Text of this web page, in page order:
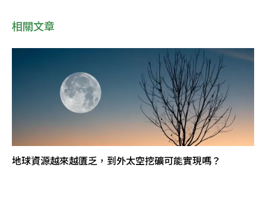
相關文章
地球資源越來越匱乏，到外太空挖礦可能實現嗎？